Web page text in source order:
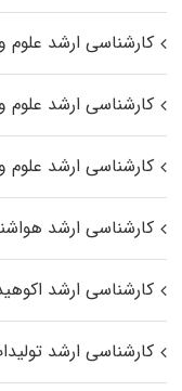
کارشناسی ارشد علوم
کارشناسی ارشد علوم
کارشناسی ارشد
کارشناسی ارشد
کارشناسی ارشد
کارشناسی ارشد